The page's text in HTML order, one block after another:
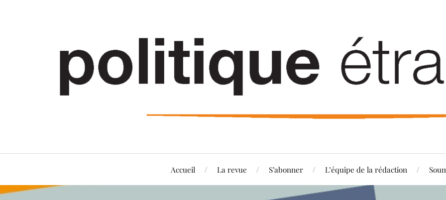
Accueil La revue S’abonner L’équipe de la rédaction